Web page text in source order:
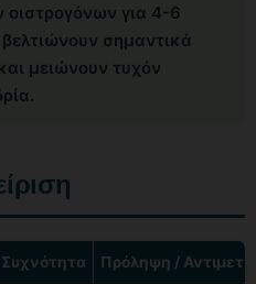
οιστρογόνων για 4-6
σημαντικά
μειώνουν τυχόν
Συχνότητα Πρόληψη /